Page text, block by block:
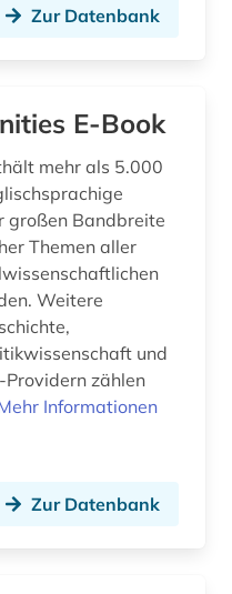
brežnev, leonid ilʹič | politiker (1)
(1)
Zur Datenbank
E-Book
mehr als 5.000
großen Bandbreite
Themen aller
Weitere
und
Informationen
Zur Datenbank